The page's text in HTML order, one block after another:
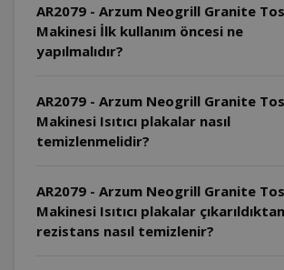
AR2079 - Arzum Neogrill Granite
Makinesi İlk kullanım öncesi ne
yapılmalıdır?
AR2079 - Arzum Neogrill Granite
Makinesi Isıtıcı plakalar nasıl
temizlenmelidir?
AR2079 - Arzum Neogrill Granite
Makinesi Isıtıcı plakalar
rezistans nasıl temizlenir?